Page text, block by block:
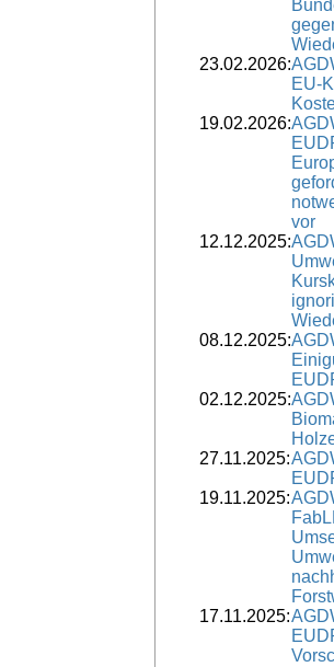
23.02.2026:
EU-
19.02.2026:
vor
12.12.2025:
08.12.2025:
02.12.2025:
27.11.2025:
19.11.2025:
17.11.2025: